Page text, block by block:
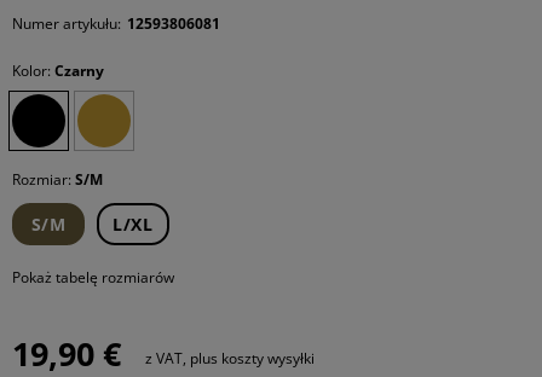
Numer artykułu: 12593806081
Kolor: Czarny
Rozmiar: S/M
S/M L/XL
Pokaż tabelę rozmiarów
19,90 € z VAT, plus koszty wysyłki